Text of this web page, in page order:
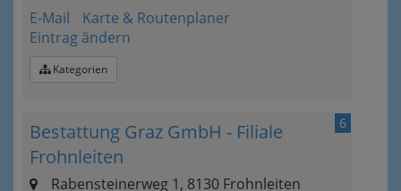
E-Mail
Karte & Routenplaner
Eintrag ändern
Kategorien
6
Bestattung Graz GmbH - Filiale
Frohnleiten
Rabensteinerweg 1, 8130 Frohnleiten